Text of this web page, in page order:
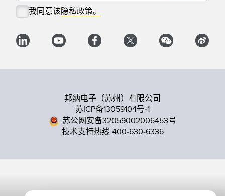
我同意该隐私政策。
邦纳电子（苏州）有限公司
苏ICP备13059104号-1
苏公网安备32059002006453号
技术支持热线 400-630-6336